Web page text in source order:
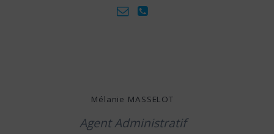
Mélanie MASSELOT
Agent Administratif